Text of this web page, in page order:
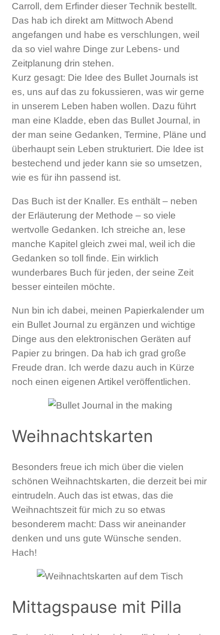
Carroll, dem Erfinder dieser Technik bestellt.
Das hab ich direkt am Mittwoch Abend
angefangen und habe es verschlungen, weil
da so viel wahre Dinge zur Lebens- und
Zeitplanung drin stehen.
Kurz gesagt: Die Idee des Bullet Journals ist
es, uns auf das zu fokussieren, was wir gerne
in unserem Leben haben wollen. Dazu führt
man eine Kladde, eben das Bullet Journal, in
der man seine Gedanken, Termine, Pläne und
überhaupt sein Leben strukturiert. Die Idee ist
bestechend und jeder kann sie so umsetzen,
wie es für ihn passend ist.
Das Buch ist der Knaller. Es enthält – neben
der Erläuterung der Methode – so viele
wertvolle Gedanken. Ich streiche an, lese
manche Kapitel gleich zwei mal, weil ich die
Gedanken so toll finde. Ein wirklich
wunderbares Buch für jeden, der seine Zeit
besser einteilen möchte.
Nun bin ich dabei, meinen Papierkalender um
ein Bullet Journal zu ergänzen und wichtige
Dinge aus den elektronischen Geräten auf
Papier zu bringen. Da hab ich grad große
Freude dran. Ich werde dazu auch in Kürze
noch einen eigenen Artikel veröffentlichen.
Weihnachtskarten
Besonders freue ich mich über die vielen
schönen Weihnachtskarten, die derzeit bei mir
eintrudeln. Auch das ist etwas, das die
Weihnachtszeit für mich zu so etwas
besonderem macht: Dass wir aneinander
denken und uns gute Wünsche senden.
Hach!
Mittagspause mit Pilla